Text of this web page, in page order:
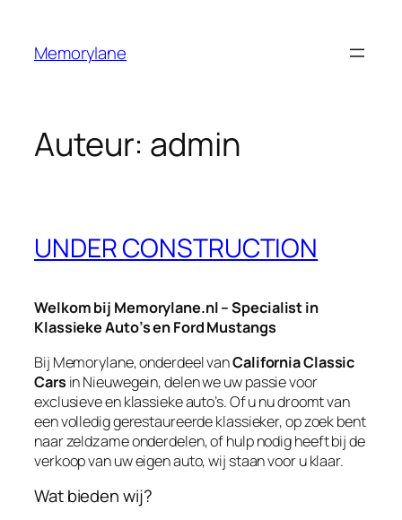
Memorylane
Auteur: admin
UNDER CONSTRUCTION
Welkom bij Memorylane.nl – Specialist in
Klassieke Auto’s en Ford Mustangs
Bij Memorylane, onderdeel vanCalifornia Classic
Cars in Nieuwegein, delen we uw passie voor
exclusieve en klassieke auto’s. Of u nu droomt van
een volledig gerestaureerde klassieker, op zoek bent
naar zeldzame onderdelen, of hulp nodig heeft bij de
verkoop van uw eigen auto, wij staan voor u klaar.
Wat bieden wij?